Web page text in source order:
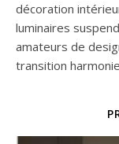
décoration
luminaires
amateurs de
transition